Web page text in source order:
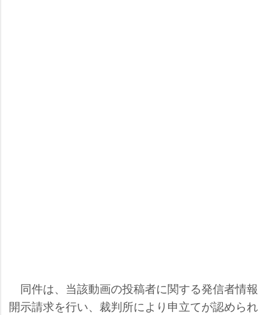
同件は、当該動画の投稿者に関する発信者情報
開示請求を行い、裁判所により申立てが認められ